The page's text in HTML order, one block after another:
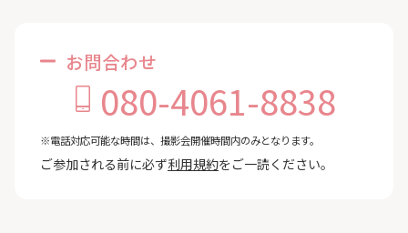
お問合わせ
080-4061-8838
※電話対応可能な時間は、撮影会開催時間内のみとなります。
ご参加される前に必ず利用規約をご一読ください。